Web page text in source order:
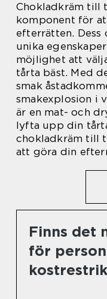
Chokladkräm till
komponent för
efterrätten. Dess
unika
möjlighet att
tårta bäst. Med
smak
smakexplosion i
är en mat- och
lyfta upp din
chokladkräm till
att göra din
Finns det
för